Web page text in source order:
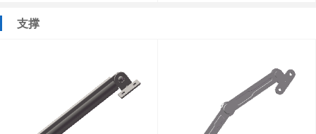
支撑